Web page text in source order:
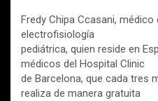
Fredy Chipa Ccasani,
electrofisiología
pediátrica, quien reside en
médicos del Hospital Clinic
de Barcelona, que cada tres
realiza de manera gratuita